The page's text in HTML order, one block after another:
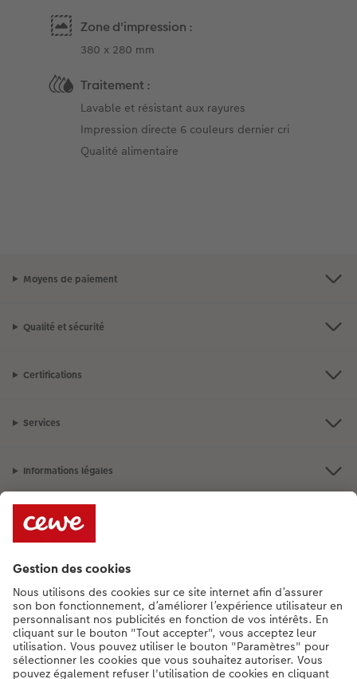
Zone d'impression :
380 x 280 mm
Traitement :
Lavable et résistant aux rayures
Impression directe 6 couleurs dernier cri
Qualité alimentaire
Moyens de paiement
Qualité et sécurité
Certifications
Services
Informations légales
Assortiment
Besoin d'aide ou d'un conseil pour créer votre produit ?+352 27397723
[Lu-Ve : 9:00 - 20:00h | Sa : 9.00 - 17:00h | Di : 12.00 - 16:00h]